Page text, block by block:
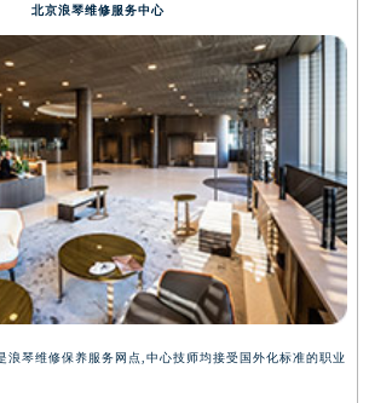
北京浪琴维修服务中心
浪琴维修保养服务网点,中心技师均接受国外化标准的职业